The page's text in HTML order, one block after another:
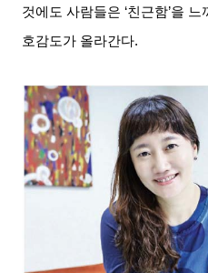
것에도 사람들은 ‘친근함’을 느
호감도가 올라간다.